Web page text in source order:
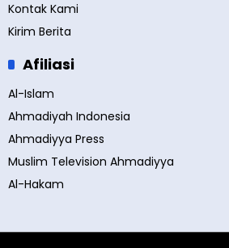
Kontak Kami
Kirim Berita
Afiliasi
Al-Islam
Ahmadiyah Indonesia
Ahmadiyya Press
Muslim Television Ahmadiyya
Al-Hakam